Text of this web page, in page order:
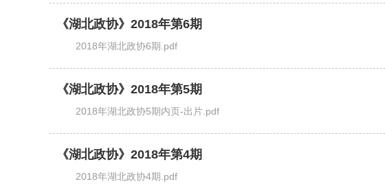
《湖北政协》2018年第6期
2018年湖北政协6期.pdf
《湖北政协》2018年第5期
2018年湖北政协5期内页-出片.pdf
《湖北政协》2018年第4期
2018年湖北政协4期.pdf